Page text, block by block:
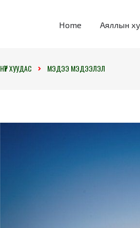
Home Аяллын
НҮҮР ХУУДАС МЭДЭЭ МЭДЭЭЛЭЛ